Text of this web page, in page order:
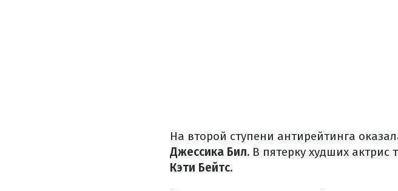
На второй ступени антирейтинга
Джессика Бил. В пятерку худших актрис
Кэти Бейтс.